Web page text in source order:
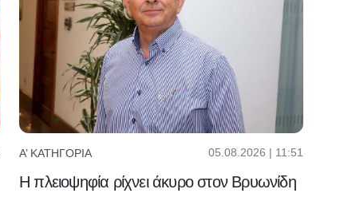
Α’ ΚΑΤΗΓΟΡΊΑ 05.08.2026 | 11:51
Η πλειοψηφία ρίχνει άκυρο στον Βρυωνίδη